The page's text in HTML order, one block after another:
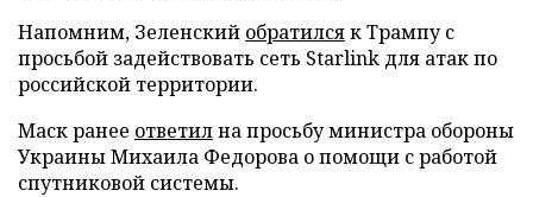
Напомним, Зеленский обратилсяк Трампу с
просьбой задействовать сеть Starlink для атак по
российской территории.
Маск ранее ответилна просьбу министра обороны
Украины Михаила Федорова о помощи с работой
спутниковой системы.